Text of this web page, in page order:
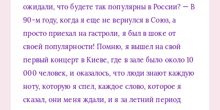
ожидали, что будете так популярны в России? — В
90-м году, когда я еще не вернулся в Союз, а
просто приехал на гастроли, я был в шоке от
своей популярности! Помню, я вышел на свой
первый концерт в Киеве, где в зале было около 10
000 человек, и оказалось, что люди знают каждую
ноту, которую я спел, каждое слово, которое я
сказал, они меня ждали, и я за летний период